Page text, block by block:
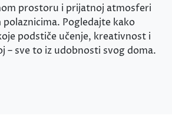
prostoru i prijatnoj atmosferi
Pogledajte kako
podstiče učenje, kreativnost i
– sve to iz udobnosti svog doma.